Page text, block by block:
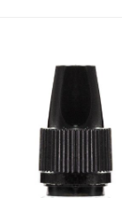
est élevé, le
grattement dans
par l’e-cigarette.
MON
e-liquide et ses